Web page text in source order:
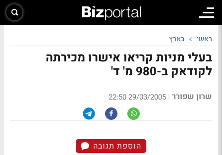
ראשי בארץ
בעלי מניות קריאו אישרו מכירתה
לקודאק ב-980 מ' ד'
שרון שפורר |
29/03/2005 22:50
הוספת תגובה